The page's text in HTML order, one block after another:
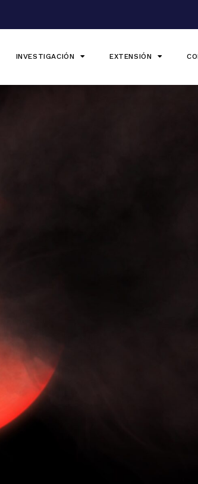
INVESTIGACIÓN EXTENSIÓN